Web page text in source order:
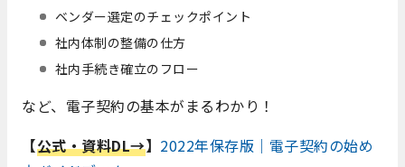
ベンダー選定のチェックポイント
社内体制の整備の仕方
社内手続き確立のフロー
など、電子契約の基本がまるわかり！
【公式・資料DL→】 2022年保存版｜電子契約の始め